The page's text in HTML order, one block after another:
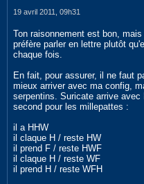
19 avril 2011, 09h31
Ton raisonnement est bon,
préfère parler en lettre plutôt
chaque fois.
En fait, pour assurer, il ne faut
mieux arriver avec ma config,
serpentins. Suricate arrive avec
second pour les millepattes :
il a HHW
il claque H / reste HW
il prend F / reste HWF
il claque H / reste WF
il prend H / reste WFH